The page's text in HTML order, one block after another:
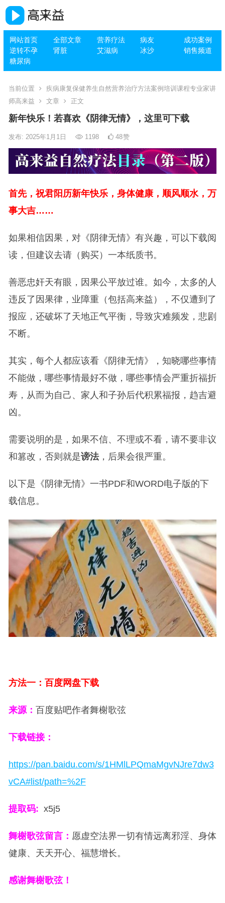
网站首页 全部文章 营养疗法 病友
成功案例
逆转不孕
肾脏 艾滋病 冰沙
销售频道
糖尿病
当前位置
疾病康复保健养生自然营养治疗方法案例培训课程专业家讲
师高来益
文章 正文
新年快乐！若喜欢《阴律无情》，这里可下载
发布: 2025年1月1日 1198 48赞
首先，祝君阳历新年快乐，身体健康，顺风顺水，万
事大吉……
如果相信因果，对《阴律无情》有兴趣，可以下载阅
读，但建议去请（购买）一本纸质书。
善恶忠奸天有眼，因果公平放过谁。如今，太多的人
违反了因果律，业障重（包括高来益），不仅遭到了
报应，还破坏了天地正气平衡，导致灾难频发，悲剧
不断。
其实，每个人都应该看《阴律无情》，知晓哪些事情
不能做，哪些事情最好不做，哪些事情会严重折福折
寿，从而为自己、家人和子孙后代积累福报，趋吉避
凶。
需要说明的是，如果不信、不理或不看，请不要非议
和篡改，否则就是谤法，后果会很严重。
以下是《阴律无情》一书PDF和WORD电子版的下
载信息。
方法一：百度网盘下载
来源： 百度贴吧作者舞榭歌弦
下载链接：
https://pan.baidu.com/s/1HMlLPQmaMgvNJre7dw3
vCA#list/path=%2F
提取码: x5j5
舞榭歌弦留言： 愿虚空法界一切有情远离邪淫、身体
健康、天天开心、福慧增长。
感谢舞榭歌弦！